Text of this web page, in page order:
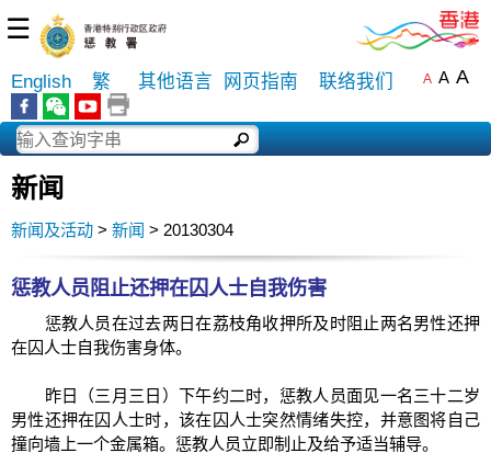
☰
English 繁 其他语言 网页指南 联络我们 A A A
新闻
新闻及活动 > 新闻 > 20130304
惩教人员阻止还押在囚人士自我伤害
惩教人员在过去两日在荔枝角收押所及时阻止两名男性还押
在囚人士自我伤害身体。
昨日（三月三日）下午约二时，惩教人员面见一名三十二岁
男性还押在囚人士时，该在囚人士突然情绪失控，并意图将自己
撞向墙上一个金属箱。惩教人员立即制止及给予适当辅导。